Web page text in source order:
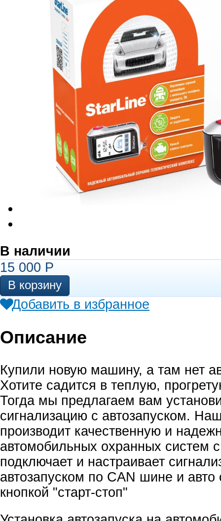
В наличии
15 000 Р
Добавить в избранное
Описание
Купили новую машину, а там нет
Хотите садится в теплую,
Тогда мы предлагаем вам
сигнализацию с автозапуском.
производит качественную и
автомобильных охранных систем
подключает и настраивает
автозапуском по CAN шине и
кнопкой "старт-стоп"